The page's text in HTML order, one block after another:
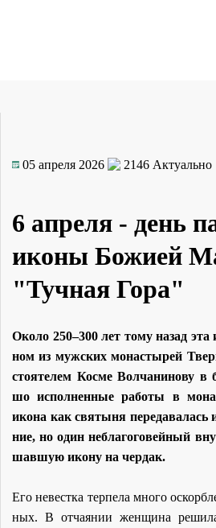
05 апреля 2026 2146 Актуально
6 апреля - день
иконы Божией
"Тучная Гора"
Око­ло 250–300 лет то­му на­зад
ном из муж­ских мо­на­сты­рей
сто­я­те­лем Кос­ме Вол­ча­ни­но­ву в
шо ис­пол­нен­ные ра­бо­ты в
ико­на как свя­ты­ня пе­ре­да­ва­лась
ние, но один небла­го­го­вей­ный
шав­шую ико­ну на чер­дак.
Его невест­ка тер­пе­ла мно­го
ных. В от­ча­я­нии жен­щи­на